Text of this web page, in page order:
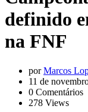
definido
na FNF
porMarcos
11 de
0 Comentários
278 Views